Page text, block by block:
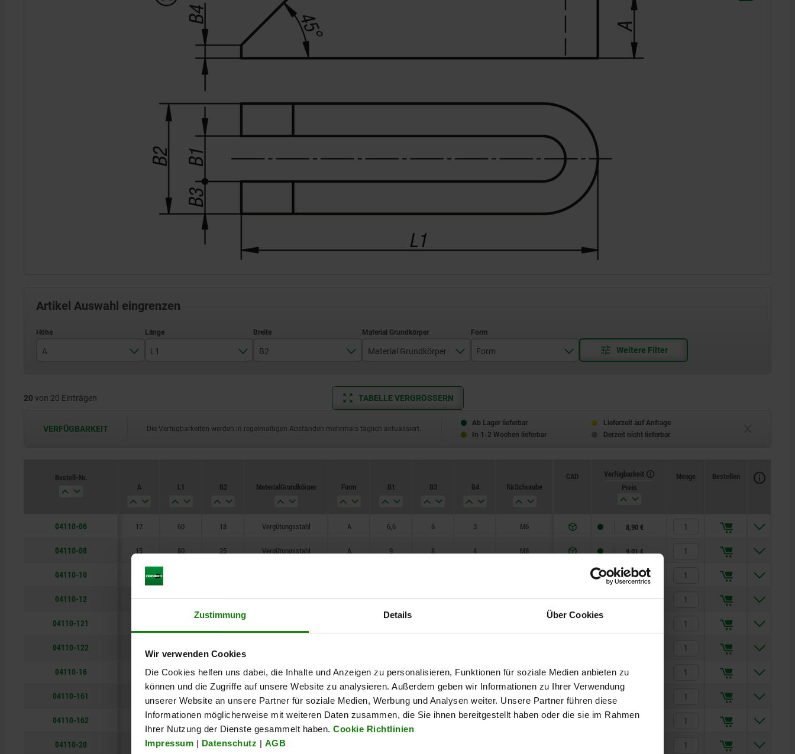
Zustimmung Details Über Cookies
Wir verwenden Cookies
Die Cookies helfen uns dabei, die Inhalte und Anzeigen zu personalisieren, Funktionen für soziale Medien anbieten zu
können und die Zugriffe auf unsere Website zu analysieren. Außerdem geben wir Informationen zu Ihrer Verwendung
unserer Website an unsere Partner für soziale Medien, Werbung und Analysen weiter. Unsere Partner führen diese
Informationen möglicherweise mit weiteren Daten zusammen, die Sie ihnen bereitgestellt haben oder die sie im Rahmen
Ihrer Nutzung der Dienste gesammelt haben. Cookie Richtlinien
Impressum | Datenschutz | AGB
Artikel Auswahl eingrenzen
A
15
40
L1 B2 Material Grundkörper Form
20 von 20 Einträgen TABELLE VERGRÖSSERN
VERFÜGBARKEIT Die Verfügbarkeiten werden in regelmäßigen Abständen mehrmals täglich aktualisiert.
Ab Lager lieferbar
Lieferzeit auf Anfrage
In 1-2 Wochen lieferbar
Derzeit nicht lieferbar
Bestell-Nr.
A
L1 B2 Material Grundkörper Form B1 B3 B4 für Schraube
CAD
Verfügbarkeit
Preis
Menge Bestellen
04110-06 12 60 18 Vergütungsstahl A 6,6 6 3 M6 8,90 €
04110-08 15 80 25 Vergütungsstahl A 9 8 4 M8 9,01 €
04110-10 10,20 €
04110-12 25 125 38 Vergütungsstahl A 14 12 6 M12/M14 12,04 €
04110-121
04110-122
04110-16 160 48 Vergütungsstahl A 18 15 8 M16/M18 17,01 €
04110-161 200 Vergütungsstahl 18 15 M16/M18
04110-162 250 48 Vergütungsstahl A 18 15 10 M16/M18 28,34 €
04110-20 200 52 Vergütungsstahl